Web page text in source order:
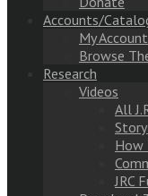
Accounts/
My Account
Browse
Research
Videos
All
How
JRC